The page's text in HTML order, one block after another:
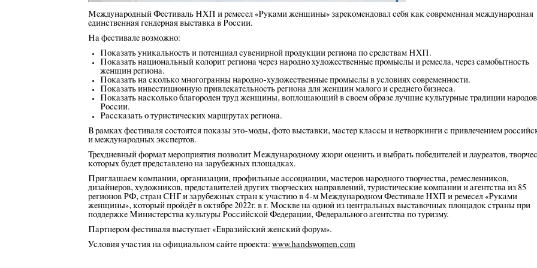
Международный Фестиваль НХП и ремесел «Руками женщины» зарекомендовал себя как современная международная
единственная гендерная выставка в России.
На фестивале возможно:
Показать уникальность и потенциал сувенирной продукции региона по средствам НХП.
Показать национальный колорит региона через народно художественные промыслы и ремесла, через самобытность
женщин региона.
Показать на сколько многогранны народно-художественные промыслы в условиях современности.
Показать инвестиционную привлекательность региона для женщин малого и среднего бизнеса.
Показать насколько благороден труд женщины, воплощающий в своем образе лучшие культурные традиции народов
России.
Рассказать о туристических маршрутах региона.
В рамках фестиваля состоятся показы это-моды, фото выставки, мастер классы и нетворкинги с привлечением
и международных экспертов.
Трехдневный формат мероприятия позволит Международному жюри оценить и выбрать победителей и лауреатов,
которых будет представлено на зарубежных площадках.
Приглашаем компании, организации, профильные ассоциации, мастеров народного творчества, ремесленников,
дизайнеров, художников, представителей других творческих направлений, туристические компании и агентства из 85
регионов РФ, стран СНГ и зарубежных стран к участию в 4-м Международном Фестивале НХП и ремесел «Руками
женщины», который пройдёт в октябре 2022г. в г. Москве на одной из центральных выставочных площадок страны при
поддержке Министерства культуры Российской Федерации, Федерального агентства по туризму.
Партнером фестиваля выступает «Евразийский женский форум».
Условия участия на официальном сайте проекта: www.handswomen.com